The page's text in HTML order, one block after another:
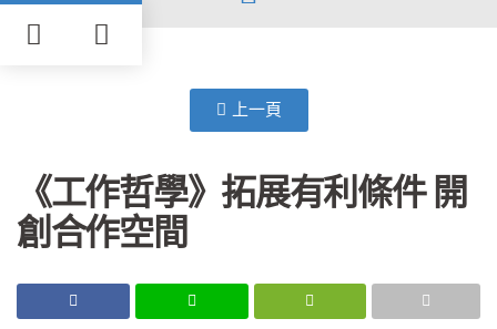
上一頁
《工作哲學》拓展有利條件 開
創合作空間